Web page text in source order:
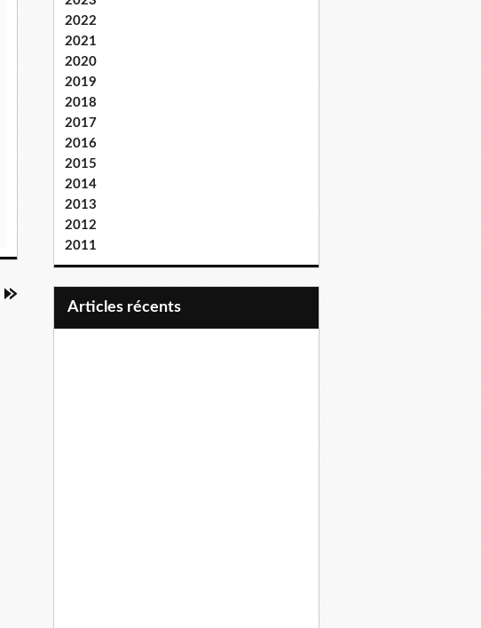
2022
2021
2020
2019
2018
2017
2016
2015
2014
2013
2012
2011
articles récents